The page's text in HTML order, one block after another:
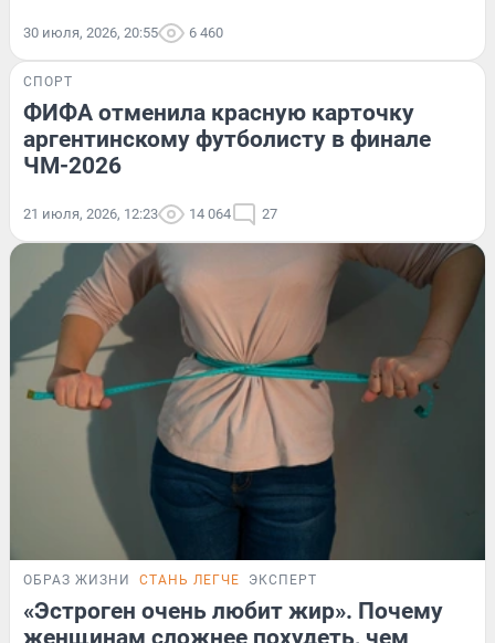
30 июля, 2026, 20:55 6 460
СПОРТ
ФИФА отменила красную карточку
аргентинскому футболисту в финале
ЧМ-2026
21 июля, 2026, 12:23 14 064 27
ОБРАЗ ЖИЗНИ СТАНЬ ЛЕГЧЕ ЭКСПЕРТ
«Эстроген очень любит жир». Почему
женщинам сложнее похудеть, чем